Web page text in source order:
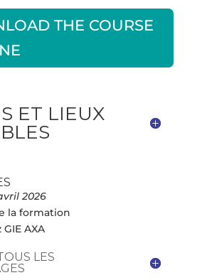
THE COURSE
ET LIEUX
2026
la formation
AXA
LES